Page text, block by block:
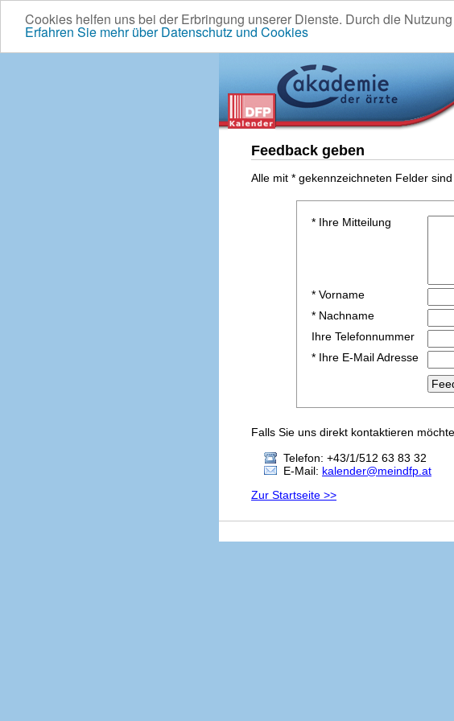
Cookies helfen uns bei der Erbringung unserer Dienste. Durch die
Erfahren Sie mehr über Datenschutz und Cookies
Feedback geben
Alle mit * gekennzeichneten Felder sind
* Ihre Mitteilung
* Vorname
* Nachname
Ihre Telefonnummer
* Ihre E-Mail Adresse
Falls Sie uns direkt kontaktieren
Telefon: +43/1/512 63 83 32
E-Mail: kalender@meindfp.at
Zur Startseite >>